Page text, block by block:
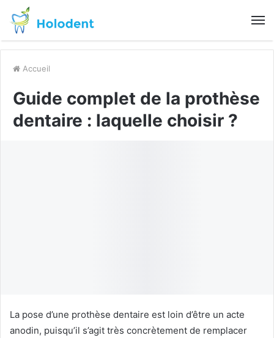
Accueil
Guide complet de la prothèse
dentaire : laquelle choisir ?
La pose d’une prothèse dentaire est loin d’être un acte
anodin, puisqu’il s’agit très concrètement de remplacer